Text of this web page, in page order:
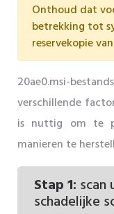
Onthoud dat
betrekking tot
reservekopie
20ae0.msi-
verschillende
is nuttig om te
manieren te
Stap 1: scan
schadelijke